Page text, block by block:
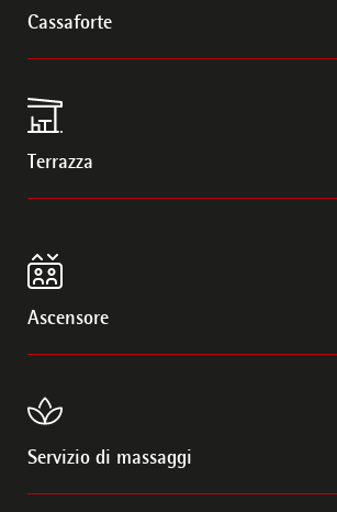
Cassaforte
Terrazza
Ascensore
Servizio di massaggi